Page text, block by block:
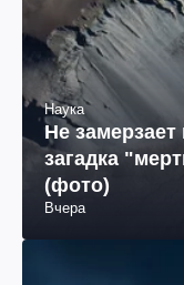
Наука
Не
загадка
(фото)
Вчера